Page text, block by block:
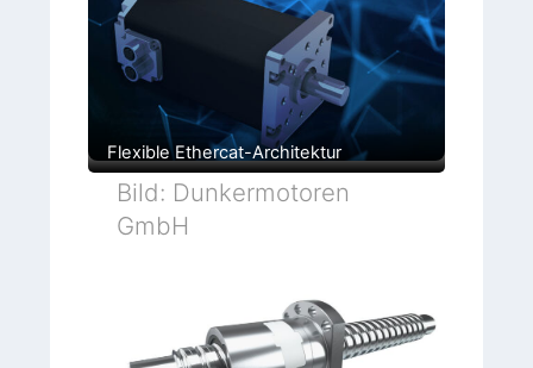
Flexible Ethercat-Architektur
Bild: Dunkermotoren
GmbH